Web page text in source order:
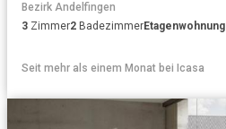
Bezirk Andelfingen
3 Zimmer2 BadezimmerEtagenwohnung
Seit mehr als einem Monat bei Icasa